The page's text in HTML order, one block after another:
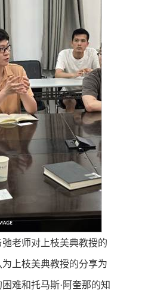
老师对上枝美典教授的
上枝美典教授的分享为
难和托马斯·阿奎那的知